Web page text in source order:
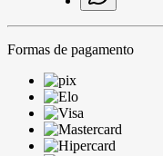
Formas de pagamento